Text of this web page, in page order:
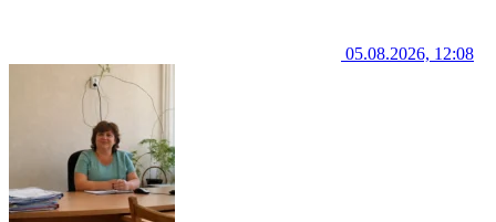
05.08.2026, 12:08